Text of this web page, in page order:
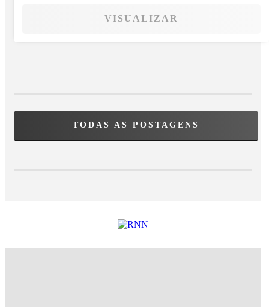
VISUALIZAR
TODAS AS POSTAGENS